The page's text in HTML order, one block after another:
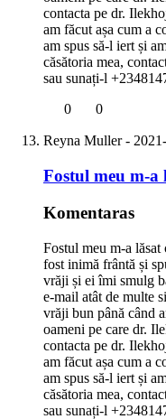
contacta pe dr.
am făcut așa cum a
am spus să-l iert și
căsătoria mea,
sau sunați-l
0
0
Reyna Muller-
Fostul meu m-
Komentaras
Fostul meu m-a
fost inimă frântă și
vrăji și ei îmi smulg
e-mail atât de multe
vrăji bun până când
oameni pe care dr.
contacta pe dr.
am făcut așa cum a
am spus să-l iert și
căsătoria mea,
sau sunați-l